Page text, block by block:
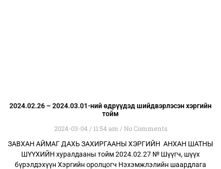
2024.02.26 – 2024.03.01-ний өдрүүдэд шийдвэрлэсэн хэргийн
тойм
2024-03-04 11:54 am No Comments
ЗАВХАН АЙМАГ ДАХЬ ЗАХИРГААНЫ ХЭРГИЙН АНХАН ШАТНЫ
ШҮҮХИЙН хуралдааны тойм 2024.02.27 № Шүүгч, шүүх
бүрэлдэхүүн Хэргийн оролцогч Нэхэмжлэлийн шаардлага